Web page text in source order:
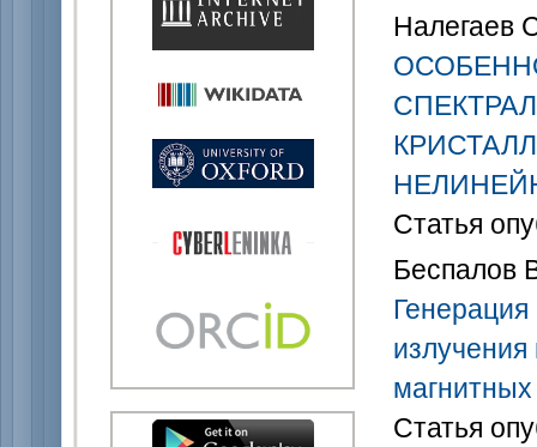
Налегаев
Статья
Беспалов
Генерация
Статья